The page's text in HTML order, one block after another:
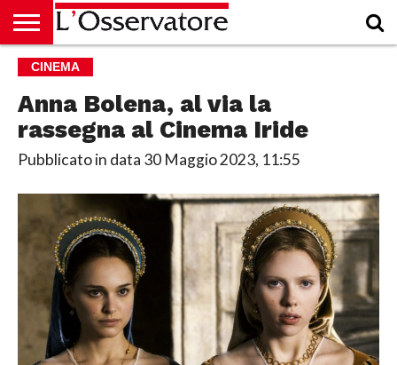
HOME
CULTURA
ECONOMIA
RUBRICHE
ARCHIVIO
PODCAST
ABBONAMENTO
CHI
ACCEDI
CINEMA
Anna Bolena, al via la
rassegna al Cinema Iride
Pubblicato in data 30 Maggio 2023, 11:55